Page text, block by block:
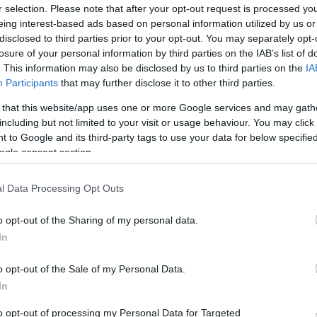
selection. Please note that after your opt-out request is processed
interest-based ads based on personal information utilized by us
to third parties prior to your opt-out. You may separately
of your personal information by third parties on the IAB’s list of
This information may also be disclosed by us to third parties on the
Participants that may further disclose it to other third parties.
that this website/app uses one or more Google services and may
but not limited to your visit or usage behaviour. You may
to Google and its third-party tags to use your data for below
consent section.
Data Processing Opt Outs
opt-out of the Sharing of my personal data.
opt-out of the Sale of my Personal Data.
opt-out of processing my Personal Data for Targeted
a kecskeméti közgyűlésen (is)
2 perc
a szombatot tapossuk. Ám hogy igazán
számunkra a jobbnál jobb témákat. Lássuk is
gondolatébresztő gondolatainkat (szóismétlés,
érdekes fordulatot vett a
kecskeméti
Ildikó NJEA kuratóriumi elnök után ugyanis
György volt MNB elnök felelősségét az
is volt benne” – fogalmazott Matolcsy
is, hogy egyet tud érteni azzal, hogy Matolcsy
Kopping Rita nem is volt rest megjegyezni,
a Matolcsy dologgal, aki viszont eddig szent